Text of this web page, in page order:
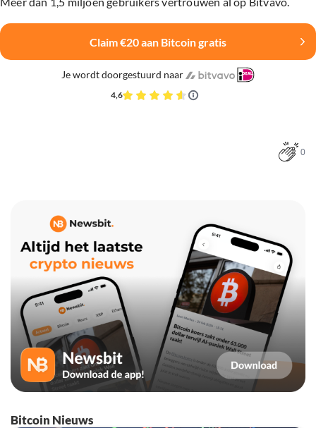
Claim €20 aan Bitcoin gratis
Je wordt doorgestuurd naar
4,6
0
Bitcoin Nieuws